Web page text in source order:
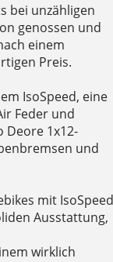
bei unzähligen
genossen und
einem
Preis.
IsoSpeed, eine
Feder und
Deore 1x12-
und
mit IsoSpeed
Ausstattung,
wirklich